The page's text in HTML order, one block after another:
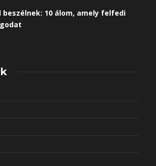
beszélnek: 10 álom, amely felfedi